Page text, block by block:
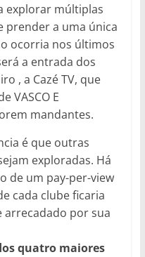
explorar múltiplas
prender a uma única
ocorria nos últimos
a entrada dos
, a Cazé TV, que
VASCO E
mandantes.
é que outras
exploradas. Há
de um pay-per-view
cada clube ficaria
arrecadado por sua
quatro maiores